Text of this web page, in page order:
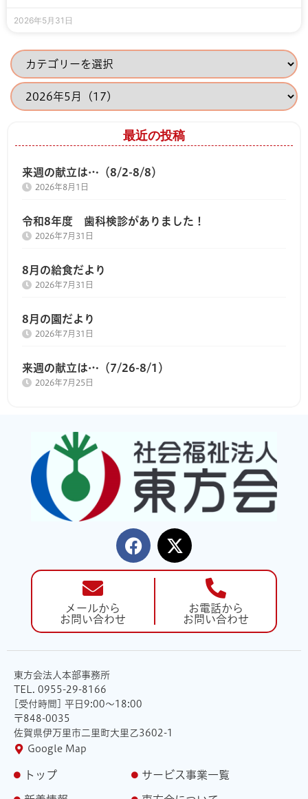
2026年5月31日
最近の投稿
来週の献立は…（8/2-8/8）
2026年8月1日
令和8年度 歯科検診がありました！
2026年7月31日
8月の給食だより
2026年7月31日
8月の園だより
2026年7月31日
来週の献立は…（7/26-8/1）
2026年7月25日
メールから
お問い合わせ
お電話から
お問い合わせ
東方会法人本部事務所
TEL. 0955-29-8166
[受付時間] 平日9:00〜18:00
〒848-0035
佐賀県伊万里市二里町大里乙3602-1
Google Map
トップ
サービス事業一覧